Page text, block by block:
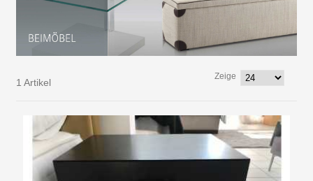
1 Artikel
Zeige